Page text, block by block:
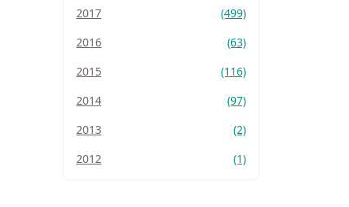
2017
(499)
2016
(63)
2015
(116)
2014
(97)
2013
(2)
2012
(1)